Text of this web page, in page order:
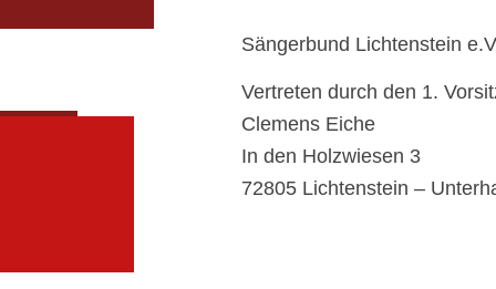
Sängerbund Lichtenstein
Vertreten durch den 1.
Clemens Eiche
In den Holzwiesen 3
72805 Lichtenstein –